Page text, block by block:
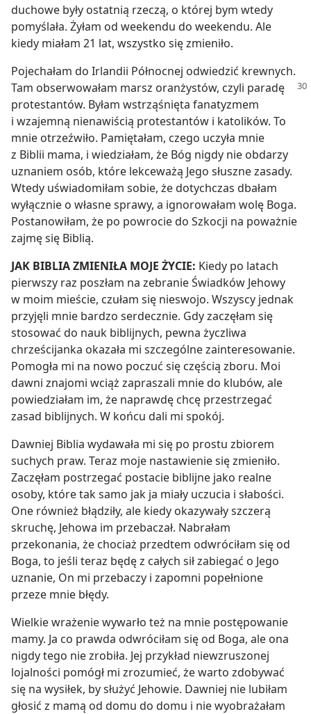
duchowe były ostatnią rzeczą, o której bym wtedy
pomyślała. Żyłam od weekendu do weekendu. Ale
kiedy miałam 21 lat, wszystko się zmieniło.
Pojechałam do Irlandii Północnej odwiedzić krewnych.
Tam obserwowałam marsz oranżystów, czyli paradę
protestantów. Byłam wstrząśnięta fanatyzmem
i wzajemną nienawiścią protestantów i katolików. To
mnie otrzeźwiło. Pamiętałam, czego uczyła mnie
z Biblii mama, i wiedziałam, że Bóg nigdy nie obdarzy
uznaniem osób, które lekceważą Jego słuszne zasady.
Wtedy uświadomiłam sobie, że dotychczas dbałam
wyłącznie o własne sprawy, a ignorowałam wolę Boga.
Postanowiłam, że po powrocie do Szkocji na poważnie
zajmę się Biblią.
JAK BIBLIA ZMIENIŁA MOJE ŻYCIE: Kiedy po latach
pierwszy raz poszłam na zebranie Świadków Jehowy
w moim mieście, czułam się nieswojo. Wszyscy jednak
przyjęli mnie bardzo serdecznie. Gdy zaczęłam się
stosować do nauk biblijnych, pewna życzliwa
chrześcijanka okazała mi szczególne zainteresowanie.
Pomogła mi na nowo poczuć się częścią zboru. Moi
dawni znajomi wciąż zapraszali mnie do klubów, ale
powiedziałam im, że naprawdę chcę przestrzegać
zasad biblijnych. W końcu dali mi spokój.
Dawniej Biblia wydawała mi się po prostu zbiorem
suchych praw. Teraz moje nastawienie się zmieniło.
Zaczęłam postrzegać postacie biblijne jako realne
osoby, które tak samo jak ja miały uczucia i słabości.
One również błądziły, ale kiedy okazywały szczerą
skruchę, Jehowa im przebaczał. Nabrałam
przekonania, że chociaż przedtem odwróciłam się od
Boga, to jeśli teraz będę z całych sił zabiegać o Jego
uznanie, On mi przebaczy i zapomni popełnione
przeze mnie błędy.
Wielkie wrażenie wywarło też na mnie postępowanie
mamy. Ja co prawda odwróciłam się od Boga, ale ona
nigdy tego nie zrobiła. Jej przykład niewzruszonej
lojalności pomógł mi zrozumieć, że warto zdobywać
się na wysiłek, by służyć Jehowie. Dawniej nie lubiłam
głosić z mamą od domu do domu i nie wyobrażałam